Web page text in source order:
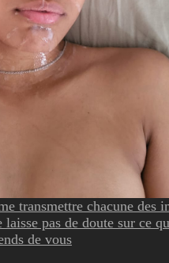
transmettre chacune des
pas de doute sur ce
de vous